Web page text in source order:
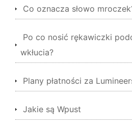
Co oznacza słowo
Po co nosić rękawiczki
wkłucia?
Plany płatności za
Jakie są Wpust